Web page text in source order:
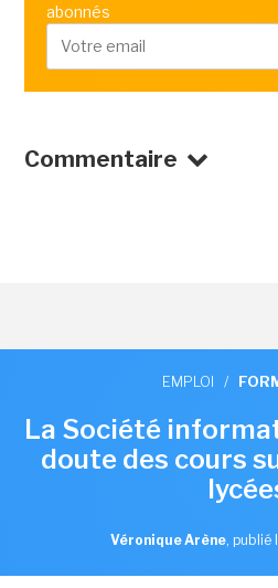
abonnés
Commentaire
EMPLOI /
La Société
doute des cours
Véronique Arène, publié